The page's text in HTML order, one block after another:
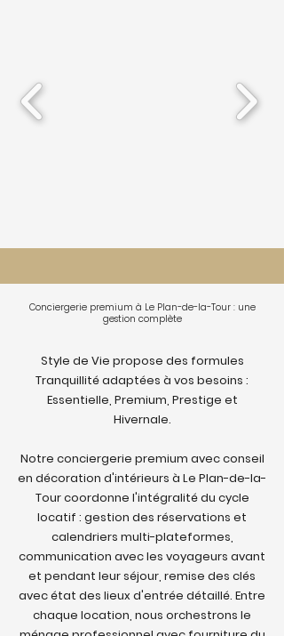
Conciergerie premium à Le Plan-de-la-Tour : une
gestion complète
Style de Vie propose des formules
Tranquillité adaptées à vos besoins :
Essentielle, Premium, Prestige et
Hivernale.
Notre conciergerie premium avec conseil
en décoration d'intérieurs à Le Plan-de-la-
Tour coordonne l'intégralité du cycle
locatif : gestion des réservations et
calendriers multi-plateformes,
communication avec les voyageurs avant
et pendant leur séjour, remise des clés
avec état des lieux d'entrée détaillé. Entre
chaque location, nous orchestrons le